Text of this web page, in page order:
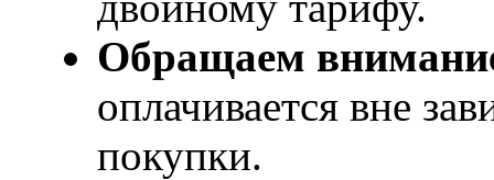
Обращаем
оплачивается вне
покупки.